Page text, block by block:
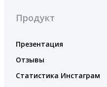
Продукт
Презентация
Отзывы
Статистика Инстаграм